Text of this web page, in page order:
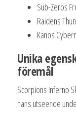
Sub-Zeros
Raidens
Kanos
Unika
föremål
Scorpions Inferno
hans utseende